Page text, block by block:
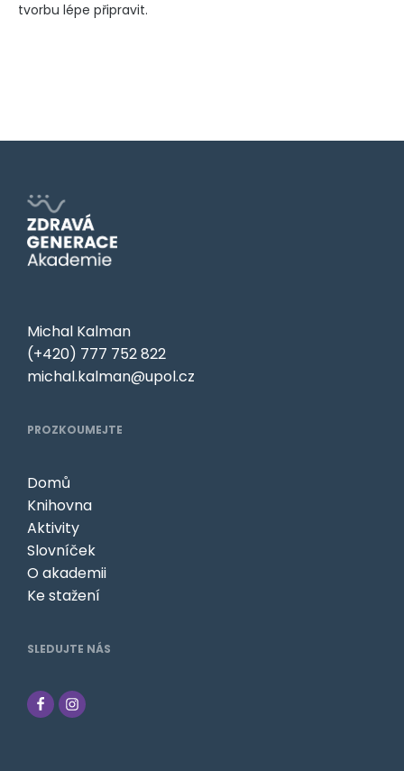
tvorbu lépe připravit.
Michal Kalman
(+420) 777 752 822
michal.kalman@upol.cz
PROZKOUMEJTE
Domů
Knihovna
Aktivity
Slovníček
O akademii
Ke stažení
SLEDUJTE NÁS